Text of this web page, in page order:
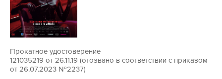
Прокатное удостоверение
121035219 от 26.11.19 (отозвано в соответствии с приказом
от 26.07.2023 №2237)